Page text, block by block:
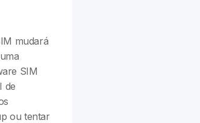
mudará
SIM
de
ou tentar